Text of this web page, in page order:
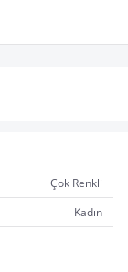
Çok Renkli
Kadın